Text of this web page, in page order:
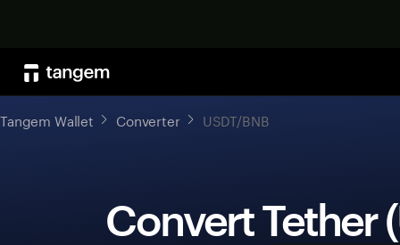
Tangem Wallet Converter USDT/BNB
Convert Tether